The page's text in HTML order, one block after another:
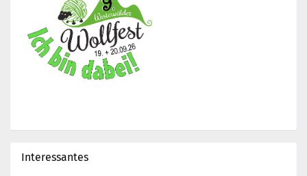
Interessantes